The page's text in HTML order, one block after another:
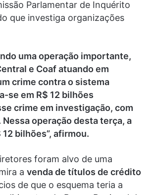
Parlamentar de Inquérito
que investiga organizações
uma operação importante,
e Coaf atuando em
crime contra o sistema
se em R$ 12 bilhões
crime em investigação, com
operação desta terça, a
bilhões”, afirmou.
foram alvo de uma
a venda de títulos de crédito
de que o esquema teria a